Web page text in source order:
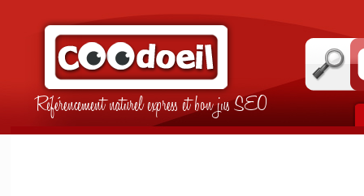
Référencement naturel express et bon jus SEO